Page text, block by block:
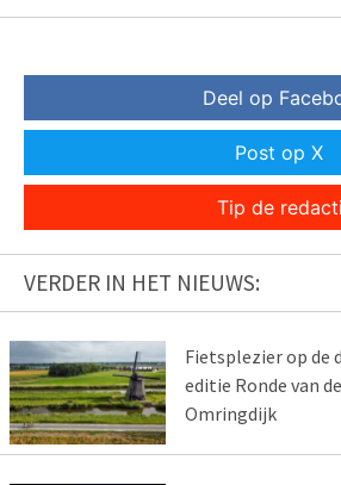
Deel op
Post op X
Tip de
VERDER IN HET NIEUWS:
Fietsplezier op de
editie Ronde van
Omringdijk